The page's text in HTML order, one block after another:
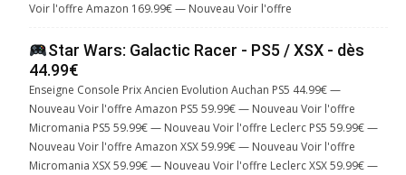
Voir l'offre Amazon 169.99€ — Nouveau Voir l'offre
Star Wars: Galactic Racer - PS5 / XSX - dès
44.99€
Enseigne Console Prix Ancien Evolution Auchan PS5 44.99€ —
Nouveau Voir l'offre Amazon PS5 59.99€ — Nouveau Voir l'offre
Micromania PS5 59.99€ — Nouveau Voir l'offre Leclerc PS5 59.99€ —
Nouveau Voir l'offre Amazon XSX 59.99€ — Nouveau Voir l'offre
Micromania XSX 59.99€ — Nouveau Voir l'offre Leclerc XSX 59.99€ —